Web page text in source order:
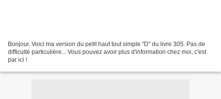
Bonjour, Voici ma version du petit haut tout simple "D" du livre 305. Pas de
difficulté particulière... Vous pouvez avoir plus d'information chez moi, c'est
par ici !